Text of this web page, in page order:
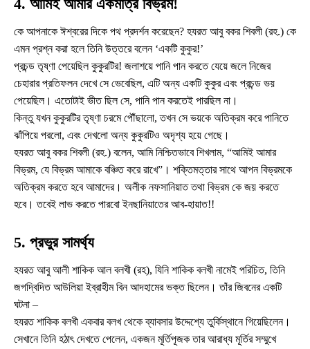
4. আমিই আমার একমাত্র বিভ্রম!
কে আপনাকে ঈশ্বরের দিকে পথ প্রদর্শন করেছেন? হযরত আবু বকর শিবলী (রহ.) কে
এমন প্রশ্ন করা হলে তিনি উত্তরে বলেন ‘একটি কুকুর!’
প্রচন্ড তৃষ্ণা পেয়েছিল কুকুরটির! জলাশয়ে পানি পান করতে যেয়ে জলে নিজের
চেহারার প্রতিফলন দেখে সে ভেবেছিল, এটি অন্য একটি কুকুর এবং প্রচন্ড ভয়
পেয়েছিল। এতোটাই ভীত ছিল সে, পানি পান করতেই পারছিল না।
কিন্তু যখন কুকুরটির তৃষ্ণা চরমে পৌঁছালো, তখন সে ভয়কে অতিক্রম করে পানিতে
ঝাঁপিয়ে পরলো, এবং দেখলো অন্য কুকুরটিও অদৃশ্য হয়ে গেছে।
হযরত আবু বকর শিবলী (রহ.) বলেন, আমি নিশ্চিতভাবে শিখলাম, “আমিই আমার
বিভ্রম, যে বিভ্রম আমাকে বঞ্চিত করে রাখে”। শক্তিমত্তার সাথে আপন বিভ্রমকে
অতিক্রম করতে হবে আমাদের। অলীক নফসানিয়াত তথা বিভ্রম কে জয় করতে
হবে। তবেই লাভ করতে পারবো ইনছানিয়াতের আব-হায়াত!!
5. প্রভুর সামর্থ্য
হযরত আবু আলী শাকিক আল বলখী (রহ), যিনি শাকিক বলখী নামেই পরিচিত, তিনি
জগদ্বিদিত আউলিয়া ইব্রাহীম বিন আদহামের ভক্ত ছিলেন। তাঁর জিবনের একটি
ঘটনা –
হযরত শাকিক বলখী একবার বলখ থেকে ব্যাবসার উদ্দেশ্যে তুর্কিস্থানে গিয়েছিলেন।
সেখানে তিনি হঠাৎ দেখতে পেলেন, একজন মূর্তিপূজক তার আরাধ্য মূর্তির সম্মুখে